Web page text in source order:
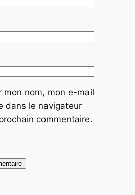
mon nom, mon e-mail
dans le navigateur
commentaire.